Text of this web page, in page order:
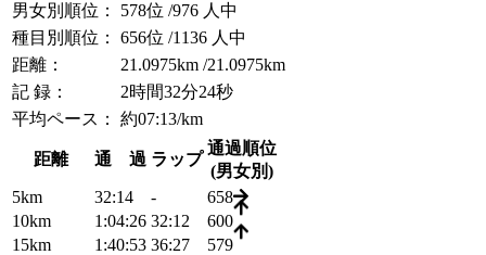
男女別順位：
578位 /976 人中
種目別順位：
656位 /1136 人中
距離：
21.0975km /21.0975km
記 録：
2時間32分24秒
平均ペース：
約07:13/km
距離 通 過 ラップ
通過順位
(男女別)
5km
32:14 -
658
10km
1:04:26 32:12
600
15km
1:40:53 36:27
579